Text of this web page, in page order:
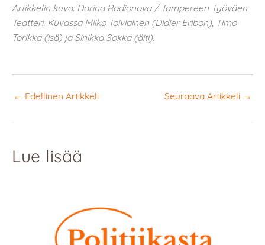
Artikkelin kuva: Darina Rodionova / Tampereen Työväen
Teatteri. Kuvassa Miiko Toiviainen (Didier Eribon), Timo
Torikka (isä) ja Sinikka Sokka (äiti).
← Edellinen Artikkeli Seuraava Artikkeli →
Lue lisää